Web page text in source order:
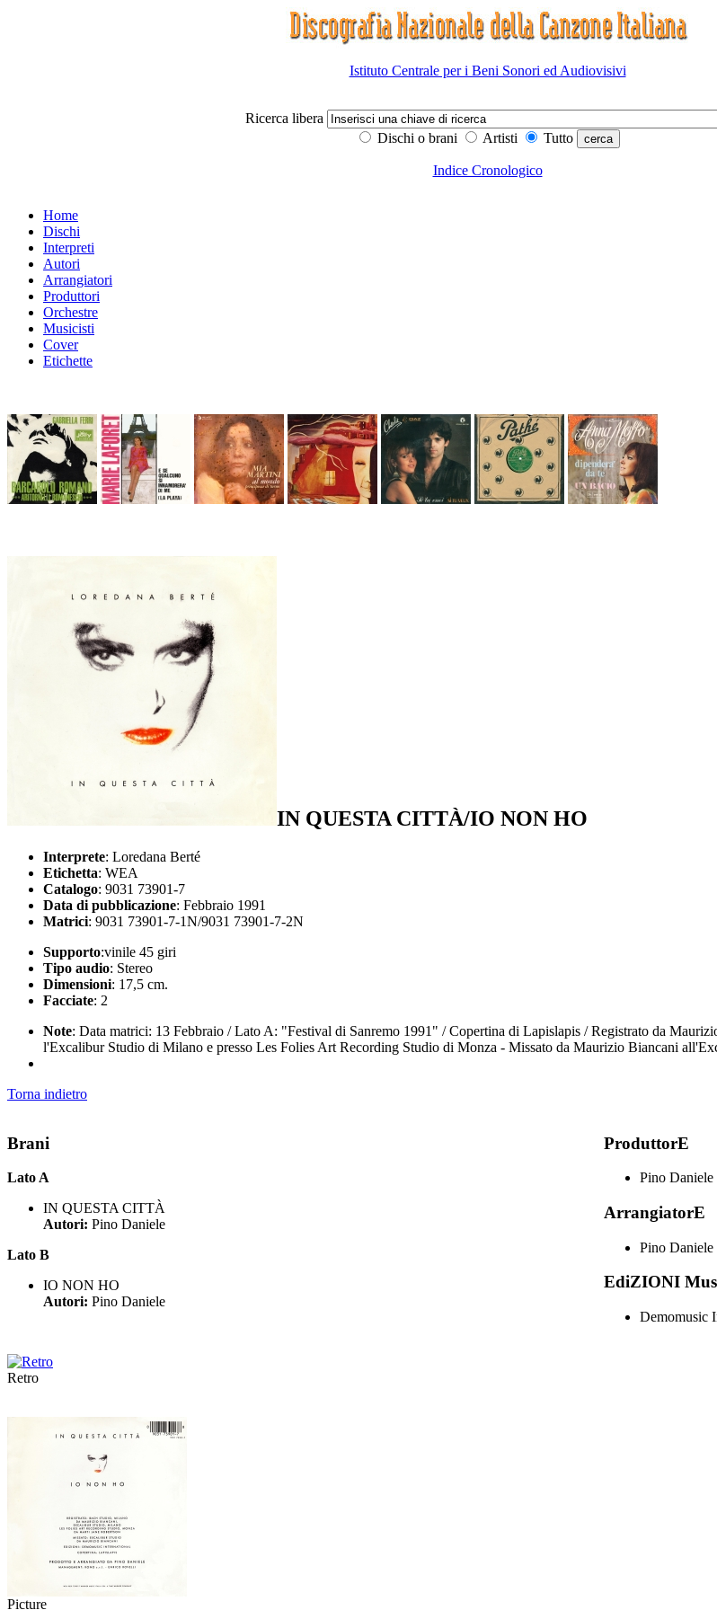
Istituto Centrale per i Beni Sonori ed Audiovisivi
Ricerca libera
Dischi o brani
Artisti Tutto
Indice Cronologico
Home
Dischi
Interpreti
Autori
Arrangiatori
Produttori
Orchestre
Musicisti
Cover
Etichette
IN QUESTA CITTÀ/IO NON HO
Interprete: Loredana Berté
Etichetta: WEA
Catalogo: 9031 73901-7
Data di pubblicazione: Febbraio 1991
Matrici: 9031 73901-7-1N/9031 73901-7-2N
Supporto:vinile 45 giri
Tipo audio: Stereo
Dimensioni: 17,5 cm.
Facciate: 2
Note: Data matrici: 13 Febbraio / Lato A: "Festival di Sanremo 1991" / Copertina di Lapislapis / Registrato da
l'Excalibur Studio di Milano e presso Les Folies Art Recording Studio di Monza - Missato da Maurizio Biancani
Torna indietro
Brani
Lato A
IN QUESTA CITTÀ
Autori: Pino Daniele
Lato B
IO NON HO
Autori: Pino Daniele
ProduttorE
Pino Daniele
ArrangiatorE
Pino Daniele
EdiZIONI
Demomusic
Retro
Picture